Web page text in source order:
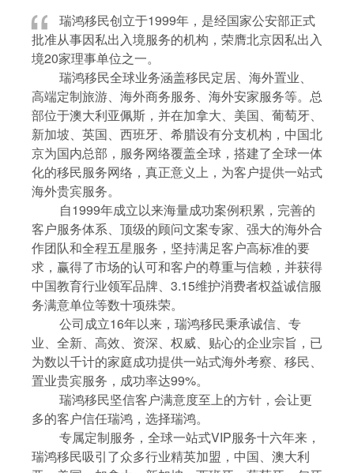
瑞鸿移民创立于1999年，是经国家公安部正式
批准从事因私出入境服务的机构，荣膺北京因私出入
境20家理事单位之一。
瑞鸿移民全球业务涵盖移民定居、海外置业、
高端定制旅游、海外商务服务、海外安家服务等。总
部位于澳大利亚佩斯，并在加拿大、美国、葡萄牙、
新加坡、英国、西班牙、希腊设有分支机构，中国北
京为国内总部，服务网络覆盖全球，搭建了全球一体
化的移民服务网络，真正意义上，为客户提供一站式
海外贵宾服务。
自1999年成立以来海量成功案例积累，完善的
客户服务体系、顶级的顾问文案专家、强大的海外合
作团队和全程五星服务，坚持满足客户高标准的要
求，赢得了市场的认可和客户的尊重与信赖，并获得
中国教育行业领军品牌、3.15维护消费者权益诚信服
务满意单位等数十项殊荣。
公司成立16年以来，瑞鸿移民秉承诚信、专
业、全新、高效、资深、权威、贴心的企业宗旨，已
为数以千计的家庭成功提供一站式海外考察、移民、
置业贵宾服务，成功率达99%。
瑞鸿移民坚信客户满意度至上的方针，会让更
多的客户信任瑞鸿，选择瑞鸿。
专属定制服务，全球一站式VIP服务十六年来，
瑞鸿移民吸引了众多行业精英加盟，中国、澳大利